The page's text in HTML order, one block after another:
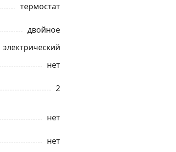
термостат
двойное
электрический
нет
2
нет
нет
ЗАКАЗАТЬ В 1 КЛИК